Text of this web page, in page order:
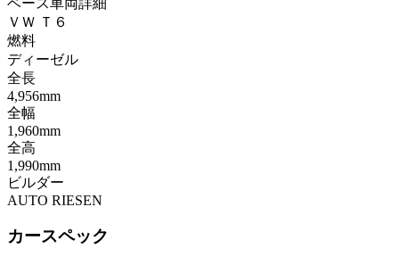
ＶＷ Ｔ６
燃料
ディーゼル
全長
4,956mm
全幅
1,960mm
全高
1,990mm
ビルダー
AUTO RIESEN
カースペック